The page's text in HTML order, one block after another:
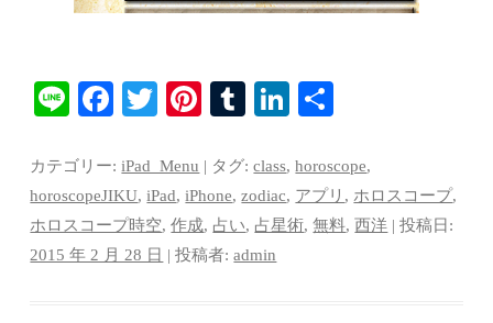
Li
Fa
bo
ok
T
tte
r
Pi
er
es
t
T
m
bl
r
Li
ed
In
カテゴリー:iPad_Menu | タグ:class,horoscope,
horoscopeJIKU,iPad,iPhone,zodiac, アプリ ,ホロスコープ,
ホロスコープ時空,作成, 占い, 占星術,無料,西洋 | 投稿日:
2015 年 2 月 28 日 |投稿者:admin